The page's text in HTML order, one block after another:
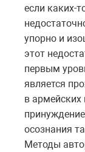
если каких-
упорно и
этот
первым
является
в
осознания
Методы